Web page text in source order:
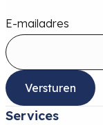
E-mailadres
Versturen
Services